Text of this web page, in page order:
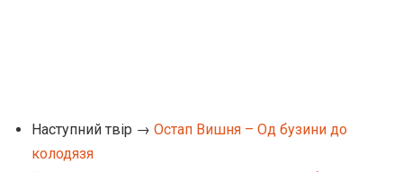
Наступний твір → Остап Вишня – Од бузини до
колодязя